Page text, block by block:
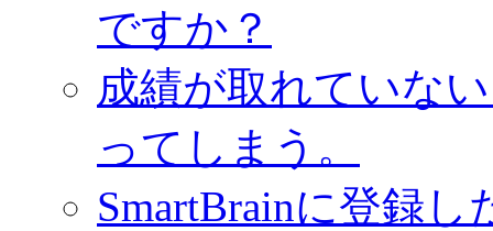
ですか？
成績が取れていな
ってしまう。
SmartBrainに登録